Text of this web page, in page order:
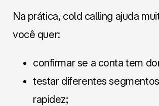
Na prática, cold calling ajuda
você quer:
confirmar se a conta tem
testar diferentes
rapidez;